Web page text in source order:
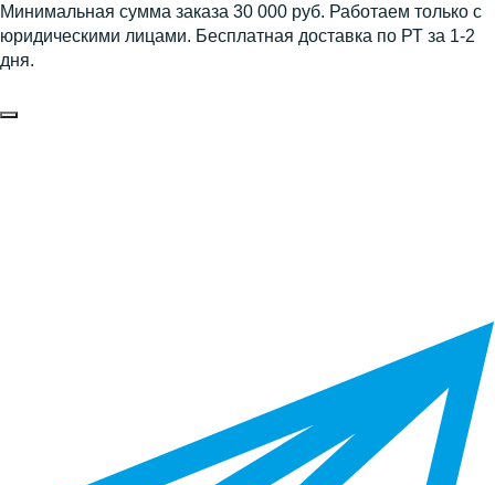
Минимальная сумма заказа 30 000 руб. Работаем только с
юридическими лицами. Бесплатная доставка по РТ за 1-2
дня.